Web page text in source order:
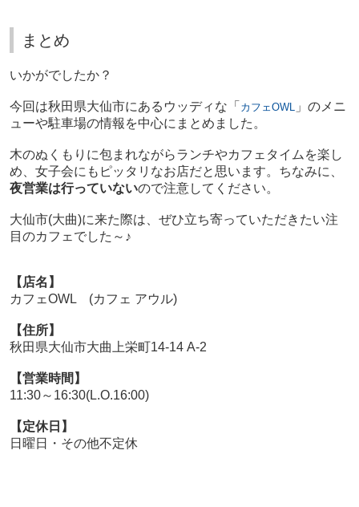
まとめ
いかがでしたか？
今回は秋田県大仙市にあるウッディな「 カフェOWL 」のメニ
ューや駐車場の情報を中心にまとめました。
木のぬくもりに包まれながらランチやカフェタイムを楽し
め、女子会にもピッタリなお店だと思います。ちなみに、
夜営業は行っていないので注意してください。
大仙市(大曲)に来た際は、ぜひ立ち寄っていただきたい注
目のカフェでした～♪
【店名】
カフェOWL (カフェ アウル)
【住所】
秋田県大仙市大曲上栄町14-14 A-2
【営業時間】
11:30～16:30(L.O.16:00)
【定休日】
日曜日・その他不定休